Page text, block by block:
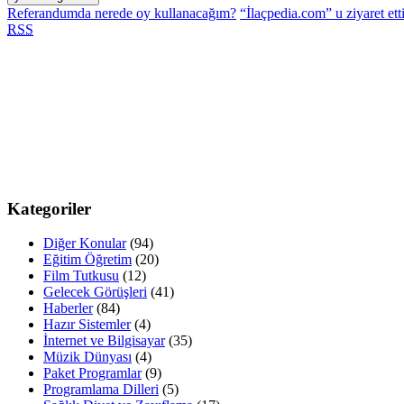
Referandumda nerede oy kullanacağım? “İlaçpedia.com” u ziyaret
RSS
Kategoriler
Diğer Konular(94)
Eğitim Öğretim (20)
Film Tutkusu (12)
Gelecek Görüşleri (41)
Haberler(84)
Hazır Sistemler(4)
İnternet ve Bilgisayar(35)
Müzik Dünyası (4)
Paket Programlar(9)
Programlama Dilleri (5)